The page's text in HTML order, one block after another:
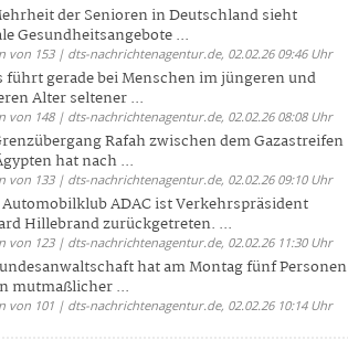
der Senioren in Deutschland sieht
Gesundheitsangebote ...
von 153 | dts-nachrichtenagentur.de, 02.02.26 09:46 Uhr
führt gerade bei Menschen im jüngeren und
Alter seltener ...
von 148 | dts-nachrichtenagentur.de, 02.02.26 08:08 Uhr
Rafah zwischen dem Gazastreifen
hat nach ...
von 133 | dts-nachrichtenagentur.de, 02.02.26 09:10 Uhr
ADAC ist Verkehrspräsident
Hillebrand zurückgetreten. ...
von 123 | dts-nachrichtenagentur.de, 02.02.26 11:30 Uhr
hat am Montag fünf Personen
mutmaßlicher ...
von 101 | dts-nachrichtenagentur.de, 02.02.26 10:14 Uhr